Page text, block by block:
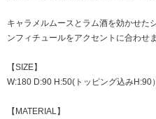
キャラメルムースとラム酒を効かせた
ンフィチュールをアクセントに合わせま
【SIZE】
W:180 D:90 H:50(トッピング込みH:90
【MATERIAL】